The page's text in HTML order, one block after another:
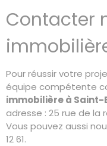
Contacter
Pour réussir votre
équipe compétente
immobilière à Saint-
adresse : 25 rue de la
Vous pouvez aussi
12 61.